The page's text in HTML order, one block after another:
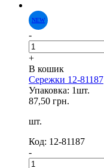
-
+
В кошик
Сережки 12-81187
Упаковка: 1шт.
87,50 грн.
шт.
Код: 12-81187
-